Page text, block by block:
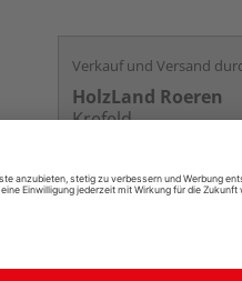
Verkauf und Versand
HolzLand Roeren
Krefeld